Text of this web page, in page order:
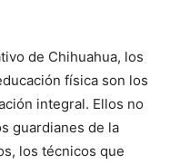
de Chihuahua, los
física son los
integral. Ellos no
guardianes de la
los técnicos que